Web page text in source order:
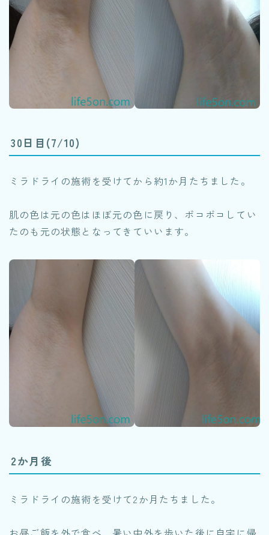
30日目(7/10)
ミラドライの施術を受けてから約1か月たちました。
肌の色は元の色はほぼ元の色に戻り、ボコボコしてい
たのも元の状態となってきていいます。
2か月後
ミラドライの施術を受けて2か月たちました。